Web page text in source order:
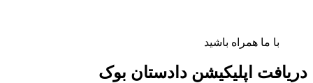
با ما همراه باشید
دریافت اپلیکیشن دادستان بوک